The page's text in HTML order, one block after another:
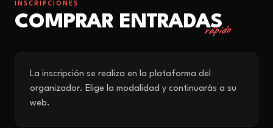
INSCRIPCIONES
COMPRAR ENTRADAS
rápido
La inscripción se realiza en la plataforma del
organizador. Elige la modalidad y continuarás a su
web.